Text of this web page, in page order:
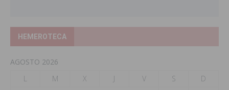
HEMEROTECA
AGOSTO 2026
L
M X J V S
D